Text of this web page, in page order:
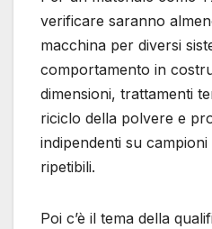
verificare saranno
macchina per diversi
comportamento in
dimensioni, trattamenti
riciclo della polvere e
indipendenti su
ripetibili.
Poi c’è il tema della